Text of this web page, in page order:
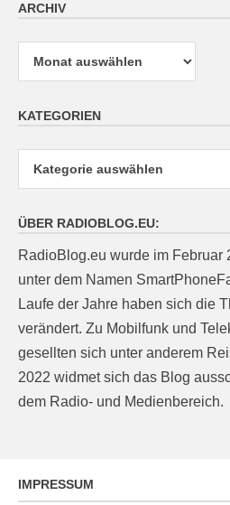
ARCHIV
Archiv
KATEGORIEN
ÜBER RADIOBLOG.EU:
RadioBlog.eu wurde im Februar
unter dem Namen
Laufe der Jahre haben sich die
verändert. Zu Mobilfunk und
gesellten sich unter anderem
2022 widmet sich das Blog
dem Radio- und Medienbereich.
IMPRESSUM